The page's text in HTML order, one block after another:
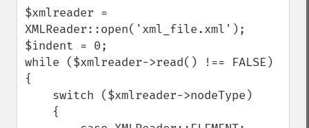
$xmlreader =
XMLReader::open('xml_file.xml');
$indent = 0;
while ($xmlreader->read() !== FALSE)
{